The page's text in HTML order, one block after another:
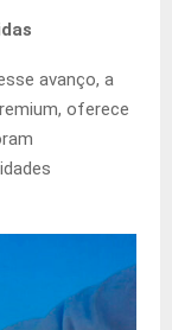
avanço, a
oferece